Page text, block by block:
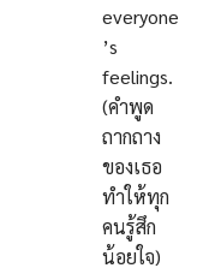
everyone
’s
feelings.
(คำพูด
ถากถาง
ของเธอ
ทำให้ทุก
คนรู้สึก
น้อยใจ)